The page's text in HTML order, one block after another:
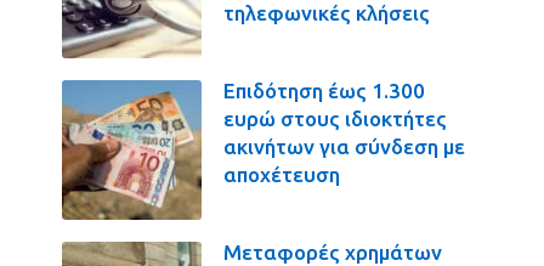
τηλεφωνικές κλήσεις
Επιδότηση έως 1.300
ευρώ στους ιδιοκτήτες
ακινήτων για σύνδεση με
αποχέτευση
Μεταφορές χρημάτων